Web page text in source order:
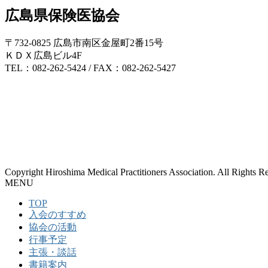
広島県保険医協会
〒732-0825 広島市南区金屋町2番15号
ＫＤＸ広島ビル4F
TEL：082-262-5424 / FAX：082-262-5427
Copyright Hiroshima Medical Practitioners Association. All Rights
MENU
TOP
入会のすすめ
協会の活動
行事予定
主張・談話
書籍案内